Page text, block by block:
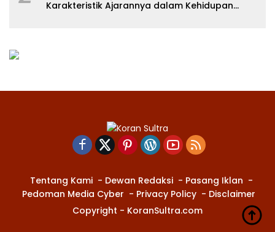
Karakteristik Ajarannya dalam Kehidupan
Tentang Kami Dewan Redaksi
Pasang Iklan
Pedoman Media Cyber
Privacy Policy
Disclaimer
Copyright - KoranSultra.com